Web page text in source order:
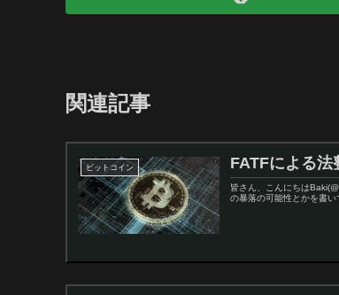
関連記事
ビットコイン FATFによる
皆さん、こんにちは
の暴落の可能性とかを書い